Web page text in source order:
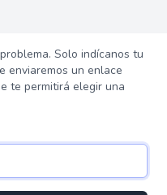
Solo indícanos tu
enviaremos un enlace
te permitirá elegir una